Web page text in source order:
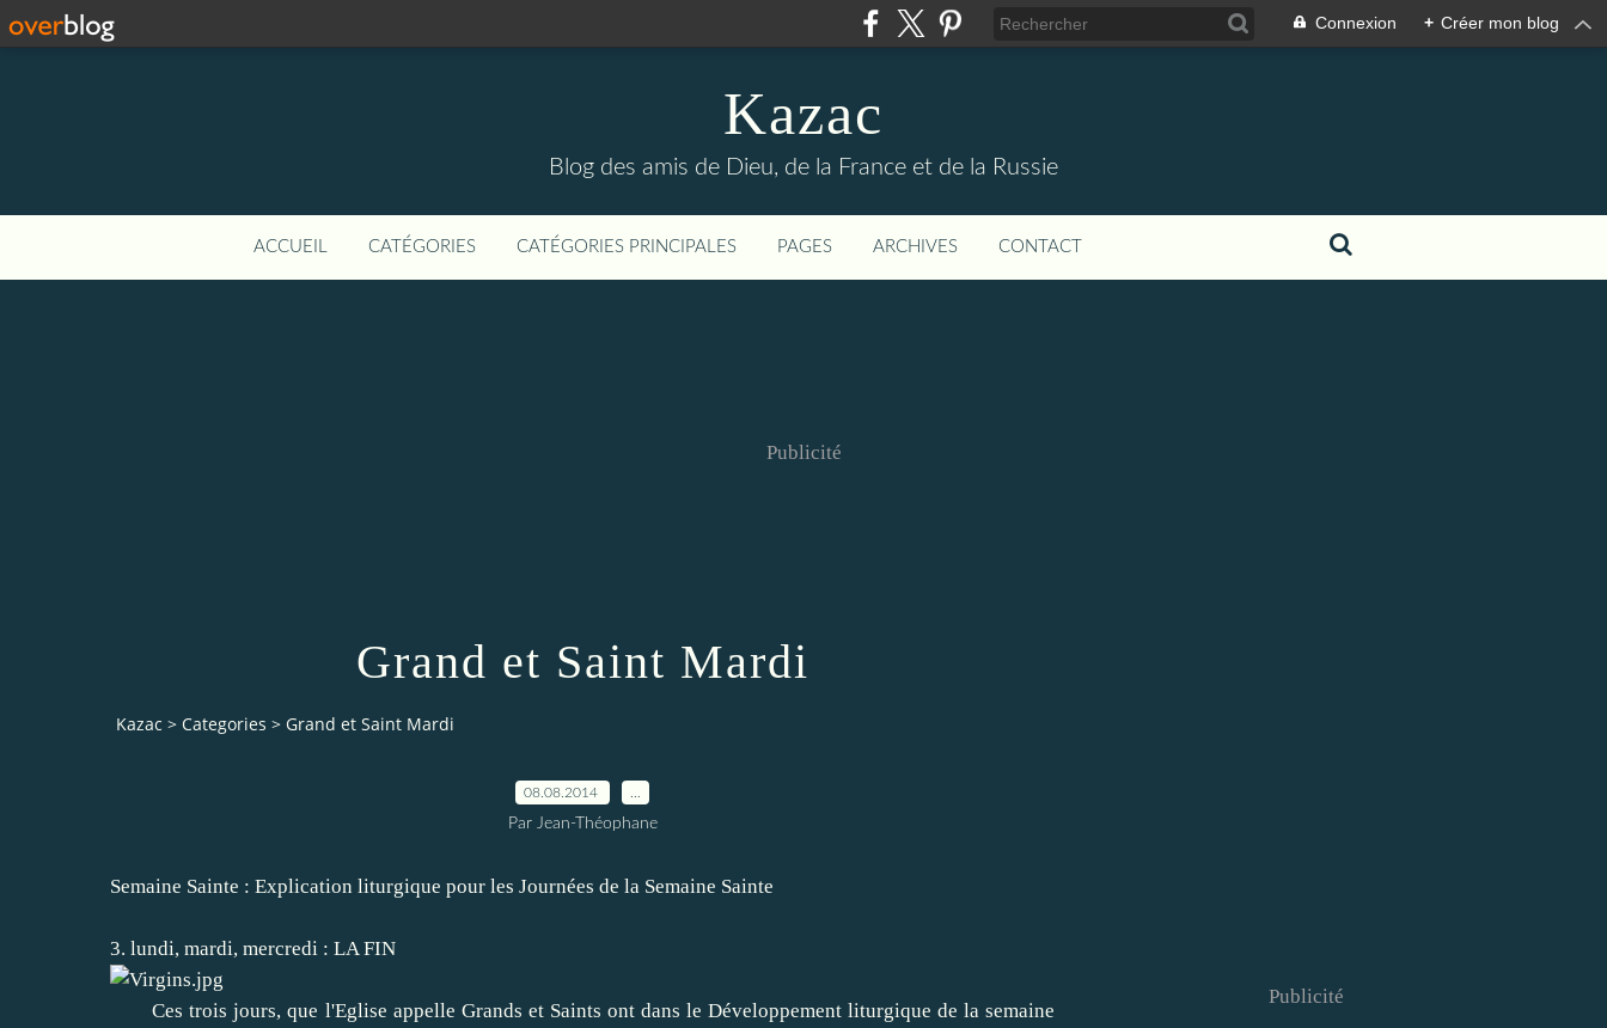
Connexion + Créer mon blog
Kazac
Blog des amis de Dieu, de la France et de la Russie
ACCUEIL CATÉGORIES CATÉGORIES PRINCIPALES PAGES ARCHIVES CONTACT
Publicité
Grand et Saint Mardi
Kazac > Categories > Grand et Saint Mardi
08.08.2014
Par Jean-Théophane
Semaine Sainte : Explication liturgique pour les Journées de la Semaine Sainte
3. lundi, mardi, mercredi : LA FIN
Ces trois jours, que l'Eglise appelle Grands et Saints ont dans le Développement liturgique de la semaine
Publicité